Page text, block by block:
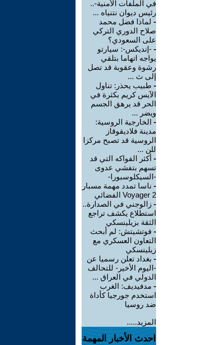
في الملفات الأمنية-..
رئيس ديوان نتنياه ...
- لماذا فضل محمد
صلاح الدوري التركي
على السعودي؟
- -إنديكس-: سيارتو
يواجه اتهاما بتلقي
رشوة وعقوبة قد تصل
إلى ث ...
- طبيب يحذر: تناول
الآيس كريم بكثرة في
الحر قد يرهق الجسم
ويضر ...
- الخارجية الروسية:
مدينة فلاديقوقاز
الروسية قد تصبح مركزا
للن ...
- أكثر الفواكه التي قد
تسهم بتفشي عدوى
-السيكلوسبورا-
- ناسا تمدد مهمة مسبار
Voyager 2 الفضائي
- زالوجني في الصدارة..
استطلاع يكشف تراجع
الثقة بزيلينسكي
- فوتشيتش: لم أبحث
التعاون العسكري مع
زيلينسكي
- بغداد تعلن رسميا عن
-اليوم الأخير- للتحالف
الدولي في العراق ...
- مدفيديف: الغرب
استخدم جورجيا كأداة
ضد روسيا
المزيد.....
احدث الأخبار المهمة